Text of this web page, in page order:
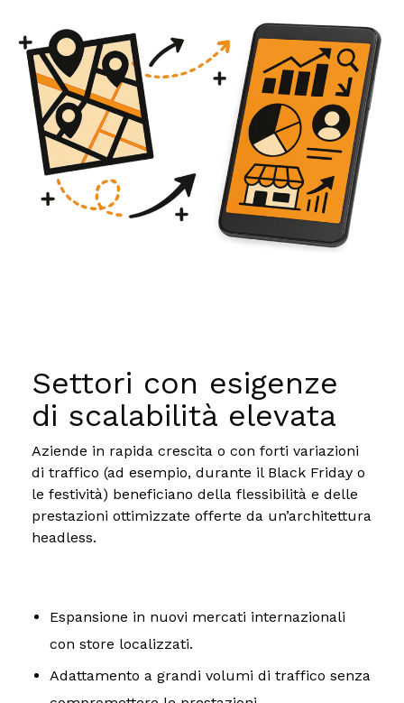
Settori con esigenze
di scalabilità elevata
Aziende in rapida crescita o con forti variazioni
di traffico (ad esempio, durante il Black Friday o
le festività) beneficiano della flessibilità e delle
prestazioni ottimizzate offerte da un’architettura
headless.
Espansione in nuovi mercati internazionali
con store localizzati.
Adattamento a grandi volumi di traffico senza